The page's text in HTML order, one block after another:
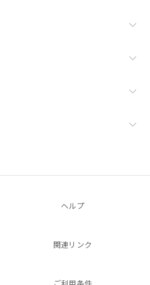
ヘルプ
関連リンク
ご利用条件